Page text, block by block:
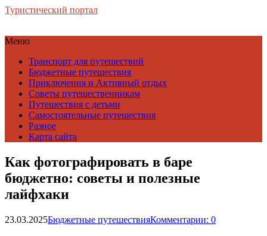
Туристический портал
Меню
Транспорт для путешествий
Бюджетные путешествия
Приключения и Активный отдых
Советы путешественникам
Путешествия с детьми
Самостоятельные путешествия
Разное
Карта сайта
Как фотографировать в баре
бюджетно: советы и полезные
лайфхаки
23.03.2025Бюджетные путешествияКомментарии: 0